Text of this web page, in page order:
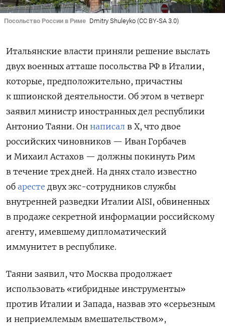
Посольство России в Риме Dmitry Shuleyko (CC BY-SA 3.0)
Итальянские власти приняли решение выслать
двух военных атташе посольства РФ в Италии,
которые, предположительно, причастны
к шпионской деятельности. Об этом в четверг
заявил министр иностранных дел республики
Антонио Таяни. Он написал в X, что двое
российских чиновников — Иван Горбачев
и Михаил Астахов — должны покинуть Рим
в течение трех дней. На днях стало известно
об аресте двух экс-сотрудников службы
внутренней разведки Италии AISI, обвиненных
в продаже секретной информации российскому
агенту, имевшему дипломатический
иммунитет в республике.
Таяни заявил, что Москва продолжает
использовать «гибридные инструменты»
против Италии и Запада, назвав это «серьезным
и неприемлемым вмешательством»,